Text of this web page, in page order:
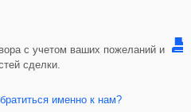
с учетом ваших пожеланий и
сделки.
именно к нам?